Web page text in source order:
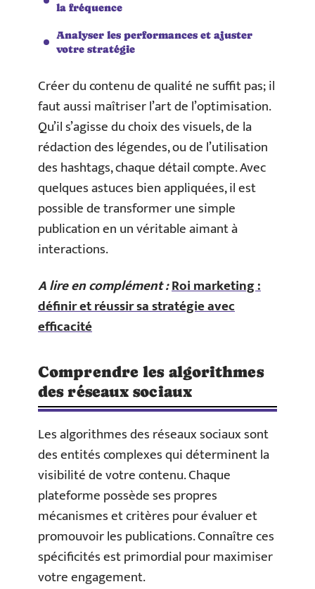
la fréquence
Analyser les performances et ajuster
votre stratégie
Créer du contenu de qualité ne suffit pas; il
faut aussi maîtriser l’art de l’optimisation.
Qu’il s’agisse du choix des visuels, de la
rédaction des légendes, ou de l’utilisation
des hashtags, chaque détail compte. Avec
quelques astuces bien appliquées, il est
possible de transformer une simple
publication en un véritable aimant à
interactions.
A lire en complément :Roi marketing :
définir et réussir sa stratégie avec
efficacité
Comprendre les algorithmes
des réseaux sociaux
Les algorithmes des réseaux sociaux sont
des entités complexes qui déterminent la
visibilité de votre contenu. Chaque
plateforme possède ses propres
mécanismes et critères pour évaluer et
promouvoir les publications. Connaître ces
spécificités est primordial pour maximiser
votre engagement.